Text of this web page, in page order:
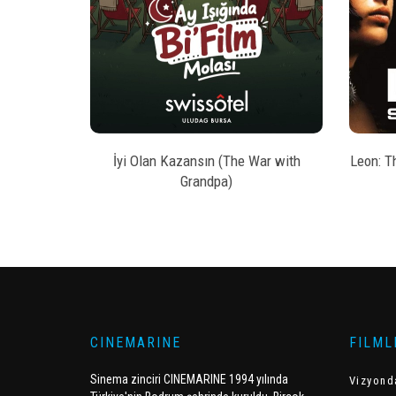
style BILET SATIN AL
İyi Olan Kazansın (The War with
Grandpa)
Leon:
CINEMARINE
Sinema zinciri CINEMARINE 1994 yılında